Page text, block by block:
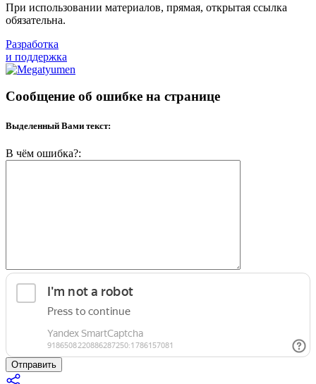
При использовании материалов, прямая, открытая ссылка
обязательна.
Разработка
и поддержка
Сообщение об ошибке на странице
Выделенный Вами текст:
В чём ошибка?:
Отправить